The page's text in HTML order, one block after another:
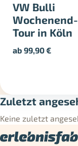
VW Bulli
Wochenend-
Tour in Köln
ab99,90€
Zuletzt
Keine zuletzt